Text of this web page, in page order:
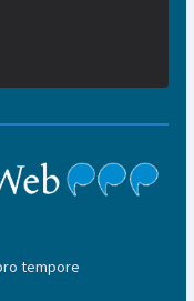
tempore